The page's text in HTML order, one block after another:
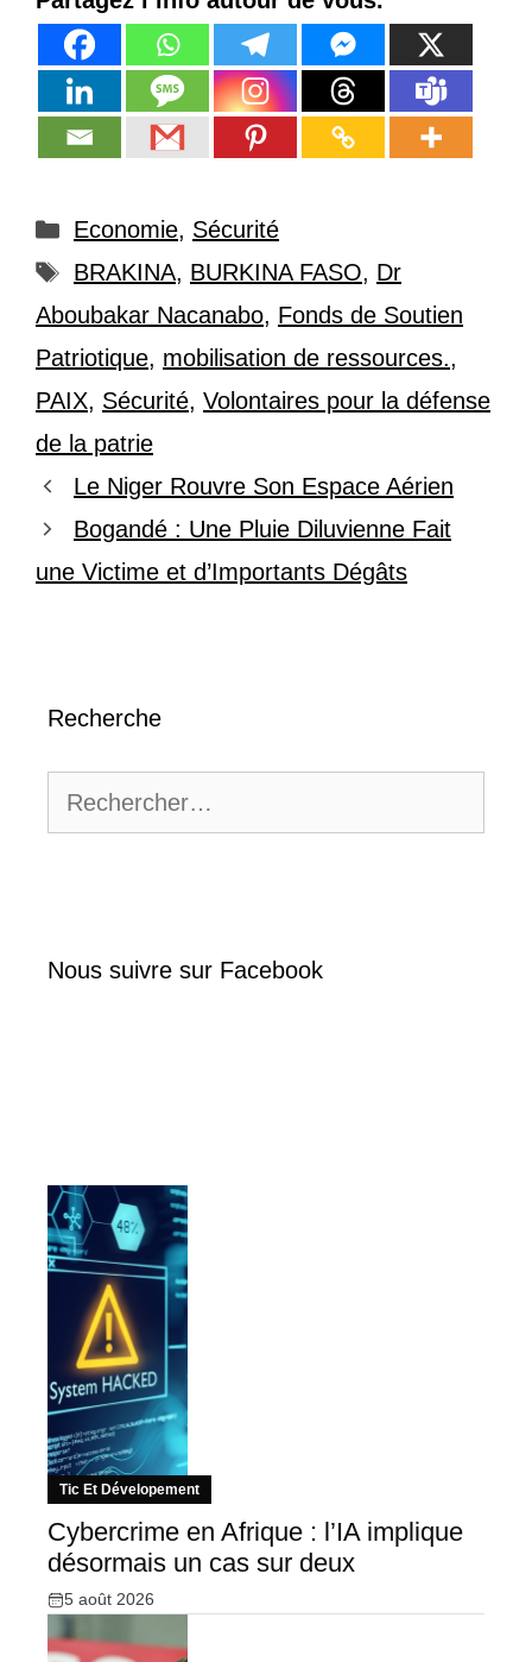
Catégories
Economie, Sécurité
Étiquettes
BRAKINA, BURKINA FASO, Dr
Aboubakar Nacanabo, Fonds de Soutien
Patriotique, mobilisation de ressources.,
PAIX, Sécurité, Volontaires pour la défense
de la patrie
Le Niger Rouvre Son Espace Aérien
Bogandé : Une Pluie Diluvienne Fait
une Victime et d’Importants Dégâts
Recherche
Nous suivre sur Facebook
Tic Et Dévelopement
Cybercrime en Afrique : l’IA implique
désormais un cas sur deux
5 août 2026